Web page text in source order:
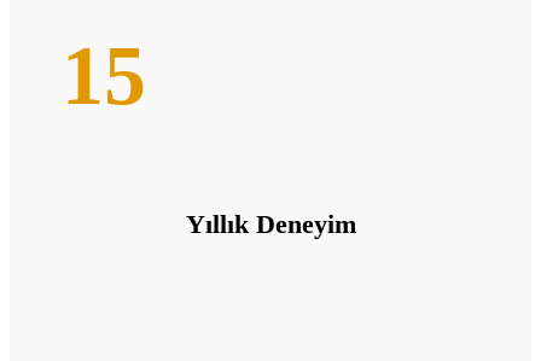
15
Yıllık Deneyim